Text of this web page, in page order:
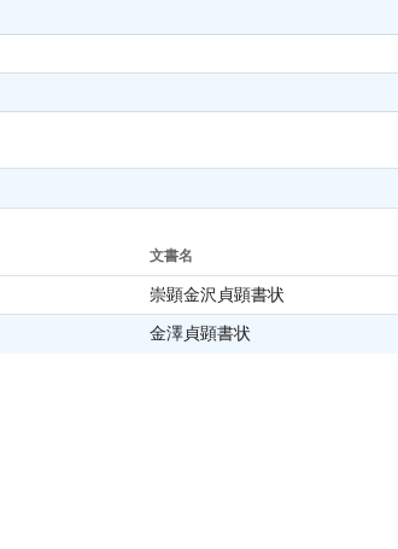
文書名
崇顕金沢貞顕書状
金澤貞顕書状